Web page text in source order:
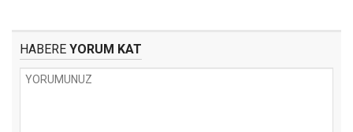
HABERE YORUM KAT